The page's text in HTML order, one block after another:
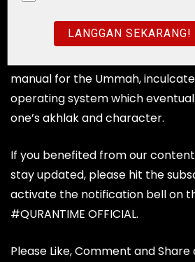
rights on the contents published
goal is to share the message
through Quran, Prayer and
manual for the Ummah,
operating system which
one’s akhlak and character.
If you benefited from our
stay updated, please hit the
activate the notification bell on
#QURANTIME OFFICIAL.
Please Like, Comment and